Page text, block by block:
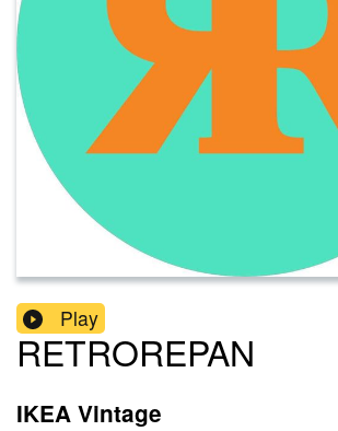
Play
RETROREPAN
IKEA Vintage